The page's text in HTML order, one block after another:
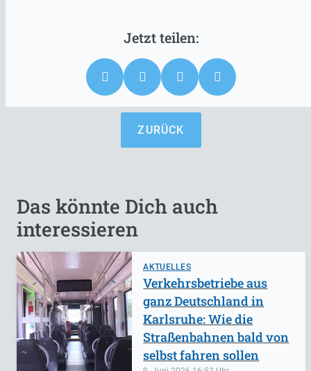
ZURÜCK
Das könnte Dich auch
interessieren
AKTUELLES
Verkehrsbetriebe aus
ganz Deutschland in
Karlsruhe: Wie die
Straßenbahnen bald von
selbst fahren sollen